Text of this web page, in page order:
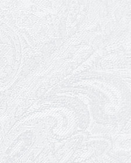
Корольової
24 та 26 квітня